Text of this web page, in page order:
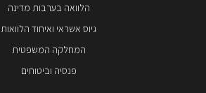
הלוואה בערבות מדינה
גיוס אשראי ואיחוד הלוואות
המחלקה המשפטית
פנסיה וביטוחים